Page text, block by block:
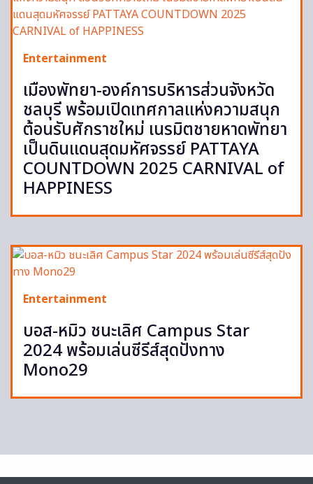
Entertainment
เมืองพัทยา-องค์การบริหารส่วนจังหวัด
ชลบุรี พร้อมเปิดเทศกาลแห่งความสนุก
ต้อนรับศักราชใหม่ เนรมิตชายหาดพัทยา
เป็นดินแดนสุดมหัศจรรย์ PATTAYA
COUNTDOWN 2025 CARNIVAL of
HAPPINESS
Entertainment
บอส-หมิว ชนะเลิศ Campus Star
2024 พร้อมเล่นซีรีส์สุดปังทาง
Mono29